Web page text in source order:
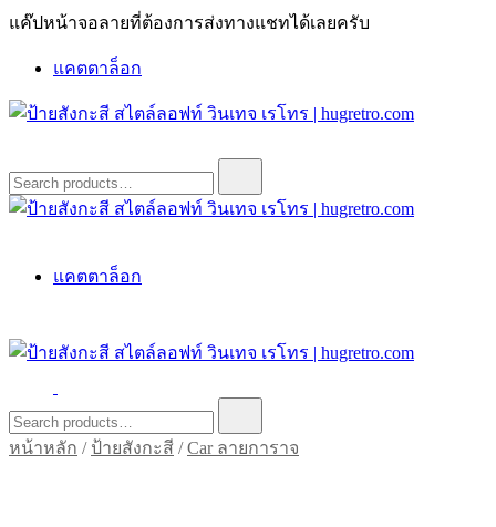
Skip
แค๊ปหน้าจอลายที่ต้องการส่งทางแชทได้เลยครับ
แคตตาล็อก
ป้ายสังกะสี สไตล์ลอฟท์ วินเทจ เรโทร | hugretro.com
ป้ายวินเทจ แต่งบ้าน ร้านกาแฟ ผับ โรงแรม ป้ายโค้ก เป็ปซี่เวสป้า
ฮาร์เล่ย์โฆษณาเก่าโบราณ มีราคาแบบสวยๆเพียบหรือสั่งทำโทร
O8664277II
for:
ฮาร์เล่ย์โฆษณาเก่าโบราณ มีราคาแบบสวยๆเพียบหรือสั่งทำโทร
แคตตาล็อก
ป้ายสังกะสี สไตล์ลอฟท์ วินเทจ เรโทร | hugretro.com
ป้ายวินเทจ แต่งบ้าน ร้านกาแฟ ผับ โรงแรม ป้ายโค้ก เป็ปซี่เวสป้า
ฮาร์เล่ย์โฆษณาเก่าโบราณ มีราคาแบบสวยๆเพียบหรือสั่งทำโทร
O8664277II
for:
หน้าหลัก / ป้ายสังกะสี /Car ลายการาจ